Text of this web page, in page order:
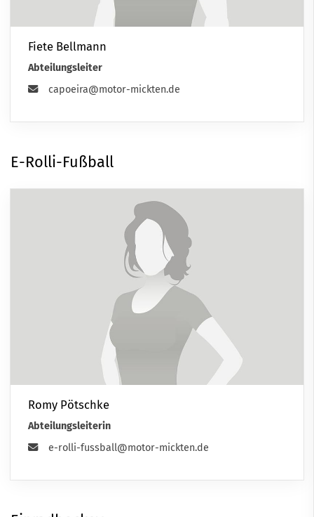
Fiete Bellmann
Abteilungsleiter
capoeira@motor-mickten.de
E-Rolli-Fußball
Romy Pötschke
Abteilungsleiterin
e-rolli-fussball@motor-mickten.de